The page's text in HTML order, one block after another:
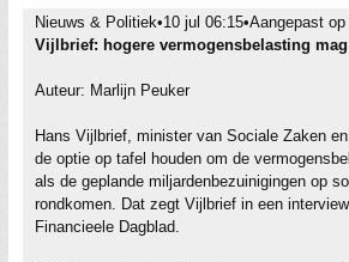
Nieuws & Politiek•10 jul 06:15•Aangepast
Vijlbrief: hogere vermogensbelasting
Auteur: Marlijn Peuker
Hans Vijlbrief, minister van Sociale Zaken
de optie op tafel houden om de
als de geplande miljardenbezuinigingen op
rondkomen. Dat zegt Vijlbrief in een
Financieele Dagblad.